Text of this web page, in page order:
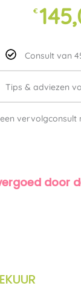
€
Consult van
Tips & adviezen
vervolgconsult
door